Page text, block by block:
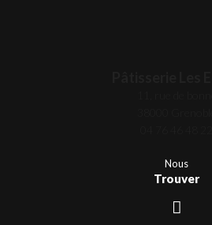
Nous
Trouver